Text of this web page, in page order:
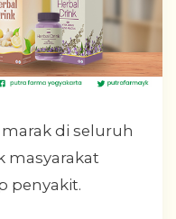
di seluruh
masyarakat
penyakit.